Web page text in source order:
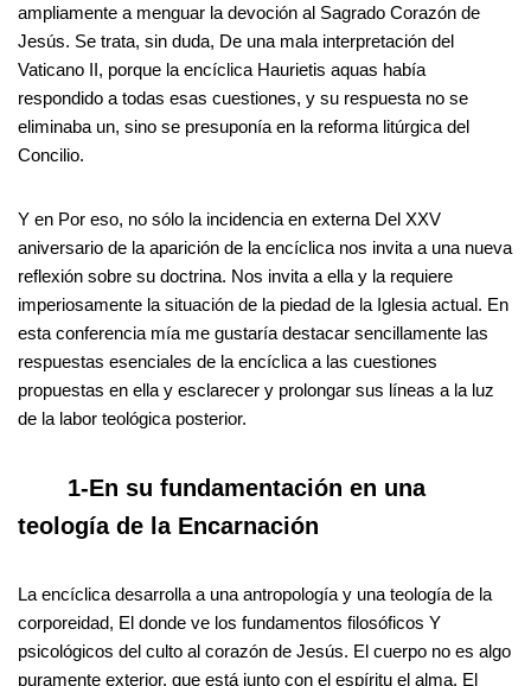
ampliamente a menguar la devoción al Sagrado Corazón de
Jesús. Se trata, sin duda, De una mala interpretación del
Vaticano II, porque la encíclica Haurietis aquas había
respondido a todas esas cuestiones, y su respuesta no se
eliminaba un, sino se presuponía en la reforma litúrgica del
Concilio.
Y en Por eso, no sólo la incidencia en externa Del XXV
aniversario de la aparición de la encíclica nos invita a una nueva
reflexión sobre su doctrina. Nos invita a ella y la requiere
imperiosamente la situación de la piedad de la Iglesia actual. En
esta conferencia mía me gustaría destacar sencillamente las
respuestas esenciales de la encíclica a las cuestiones
propuestas en ella y esclarecer y prolongar sus líneas a la luz
de la labor teológica posterior.
1-En su fundamentación en una
teología de la Encarnación
La encíclica desarrolla a una antropología y una teología de la
corporeidad, El donde ve los fundamentos filosóficos Y
psicológicos del culto al corazón de Jesús. El cuerpo no es algo
puramente exterior, que está junto con el espíritu el alma. El